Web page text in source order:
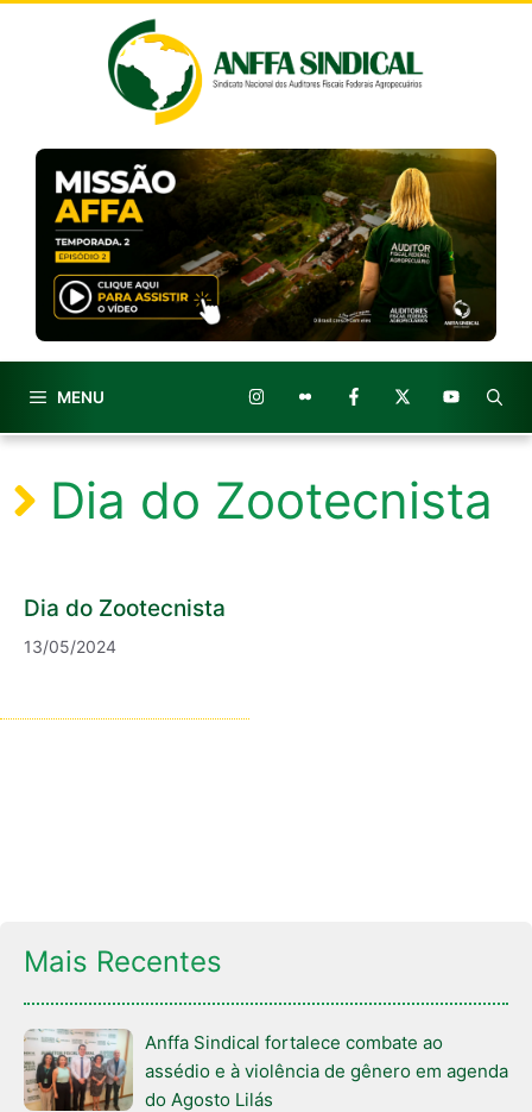
MENU
Dia do Zootecnista
Dia do Zootecnista
13/05/2024
Mais Recentes
Anffa Sindical fortalece combate ao
assédio e à violência de gênero em agenda
do Agosto Lilás